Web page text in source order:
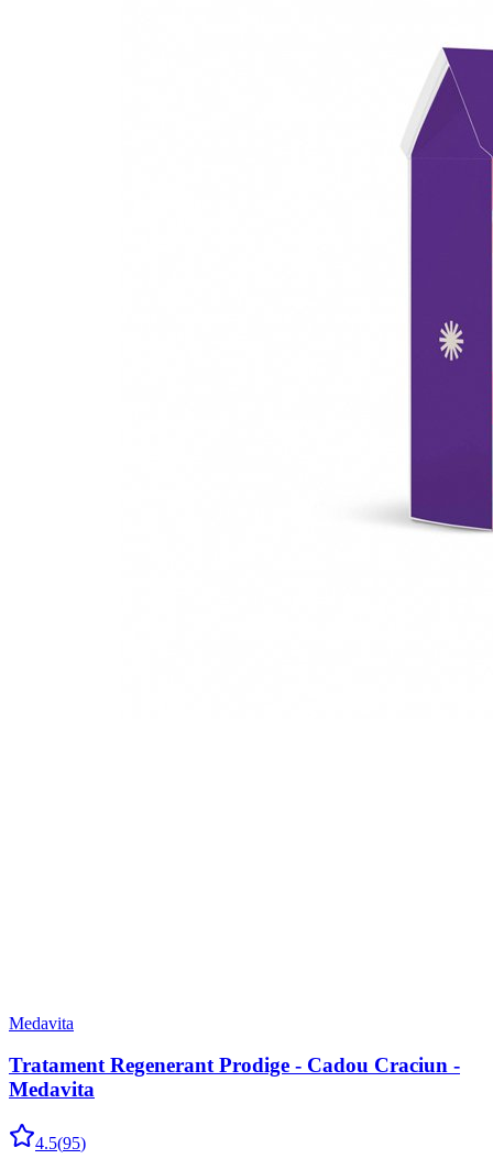
Medavita
Tratament Regenerant Prodige - Cadou Craciun -
Medavita
4.5(95)